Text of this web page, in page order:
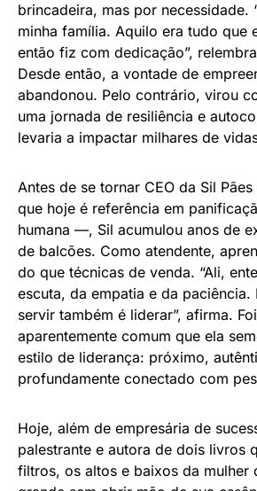
brincadeira, mas por necessidade.
minha família. Aquilo era tudo que
então fiz com dedicação”,
Desde então, a vontade de
abandonou. Pelo contrário, virou
uma jornada de resiliência e
levaria a impactar milhares de
Antes de se tornar CEO da Sil
que hoje é referência em
humana —, Sil acumulou anos de
de balcões. Como atendente,
do que técnicas de venda. “Ali,
escuta, da empatia e da paciência.
servir também é liderar”, afirma.
aparentemente comum que ela
estilo de liderança: próximo,
profundamente conectado com
Hoje, além de empresária de
palestrante e autora de dois livros
filtros, os altos e baixos da mulher